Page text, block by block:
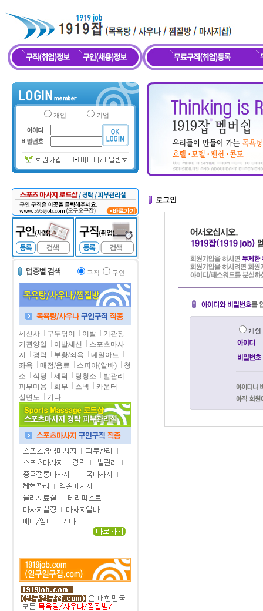
개인 기업
구직 구인
세신사 구두닦이 이발
기관장
기관양일
이발세신
스포츠마사
지
경락 부황/좌욕
네일아트
좌욕
매점/음료 스피아(알바)
청
소
식당 세탁 탕청소
발관리
피부미용
화부 스넥
카운터
실면도
기타
로그인
개